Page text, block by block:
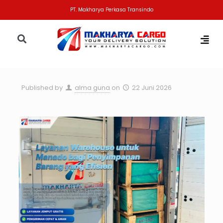
PT. Makharya Perkasa Transindo
Published by alma guna on 22 Juni 2026